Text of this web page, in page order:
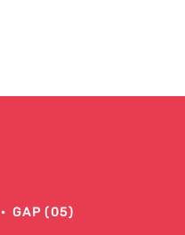
· GAP (05)